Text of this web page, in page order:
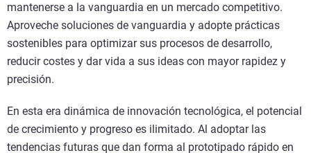
mantenerse a la vanguardia en un mercado competitivo.
Aproveche soluciones de vanguardia y adopte prácticas
sostenibles para optimizar sus procesos de desarrollo,
reducir costes y dar vida a sus ideas con mayor rapidez y
precisión.
En esta era dinámica de innovación tecnológica, el potencial
de crecimiento y progreso es ilimitado. Al adoptar las
tendencias futuras que dan forma al prototipado rápido en